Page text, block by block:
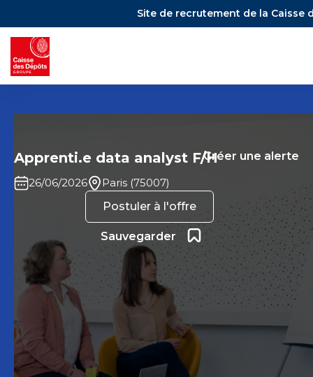
Site de recrutement de la Caisse
Créer une alerte
Apprenti.e data analyst F/H
26/06/2026
Paris (75007)
Postuler à l'offre
Sauvegarder Ajouter aux favoris